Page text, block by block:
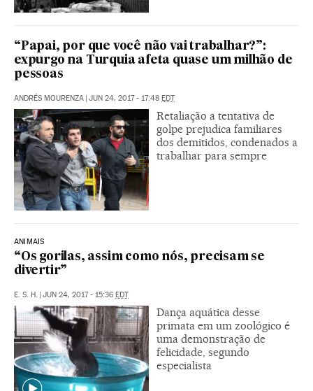
“Papai, por que você não vai trabalhar?”:
expurgo na Turquia afeta quase um milhão de
pessoas
ANDRÉS MOURENZA | JUN 24, 2017 - 17:48 EDT
Retaliação a tentativa de
golpe prejudica familiares
dos demitidos, condenados a
trabalhar para sempre
ANIMAIS
“Os gorilas, assim como nós, precisam se
divertir”
E. S. H. | JUN 24, 2017 - 15:36 EDT
Dança aquática desse
primata em um zoológico é
uma demonstração de
felicidade, segundo
especialista